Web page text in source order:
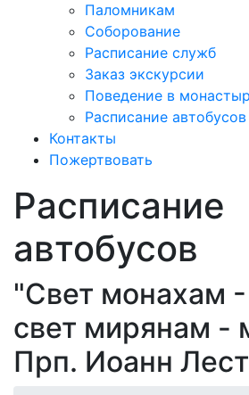
Паломникам
Соборование
Расписание служб
Заказ экскурсии
Поведение в
Расписание автобусов
Контакты
Пожертвовать
Расписание
автобусов
"Свет монахам
свет мирянам -
Прп. Иоанн